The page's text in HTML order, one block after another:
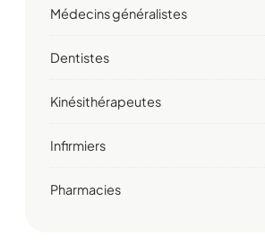
Médecins généralistes
Dentistes
Kinésithérapeutes
Infirmiers
Pharmacies